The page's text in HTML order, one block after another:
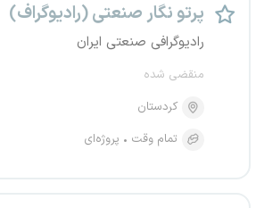
پرتو نگار صنعتی (رادیوگراف)
رادیوگرافی صنعتی ایران
منقضی شده
کردستان
تمام وقت
پروژه‌ای